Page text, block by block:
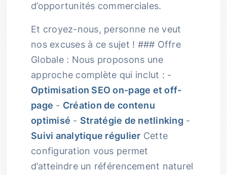
d’opportunités commerciales.
Et croyez-nous, personne ne veut
nos excuses à ce sujet ! ### Offre
Globale : Nous proposons une
approche complète qui inclut : -
Optimisation SEO on-page et off-
page - Création de contenu
optimisé - Stratégie de netlinking -
Suivi analytique régulier Cette
configuration vous permet
d’atteindre un référencement naturel